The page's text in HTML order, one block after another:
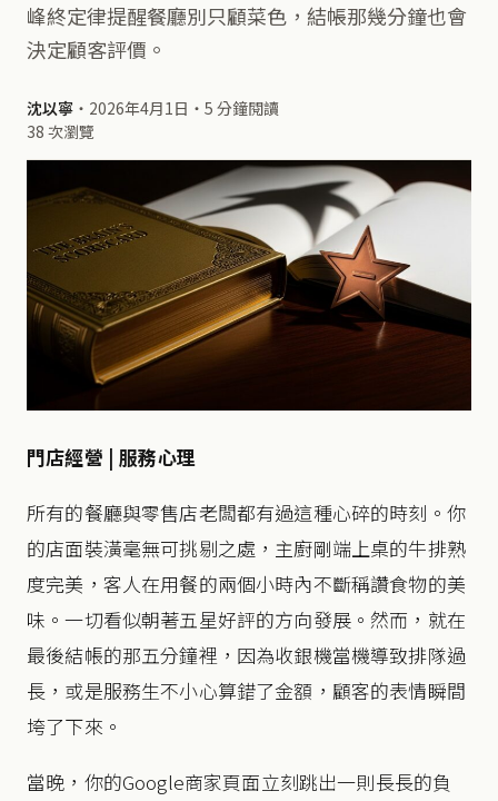
峰終定律提醒餐廳別只顧菜色，結帳那幾分鐘也會
決定顧客評價。
沈以寧 ・ 2026年4月1日 ・ 5 分鐘閱讀
38 次瀏覽
門店經營 | 服務心理
所有的餐廳與零售店老闆都有過這種心碎的時刻。你
的店面裝潢毫無可挑剔之處，主廚剛端上桌的牛排熟
度完美，客人在用餐的兩個小時內不斷稱讚食物的美
味。一切看似朝著五星好評的方向發展。然而，就在
最後結帳的那五分鐘裡，因為收銀機當機導致排隊過
長，或是服務生不小心算錯了金額，顧客的表情瞬間
垮了下來。
當晚，你的Google商家頁面立刻跳出一則長長的負